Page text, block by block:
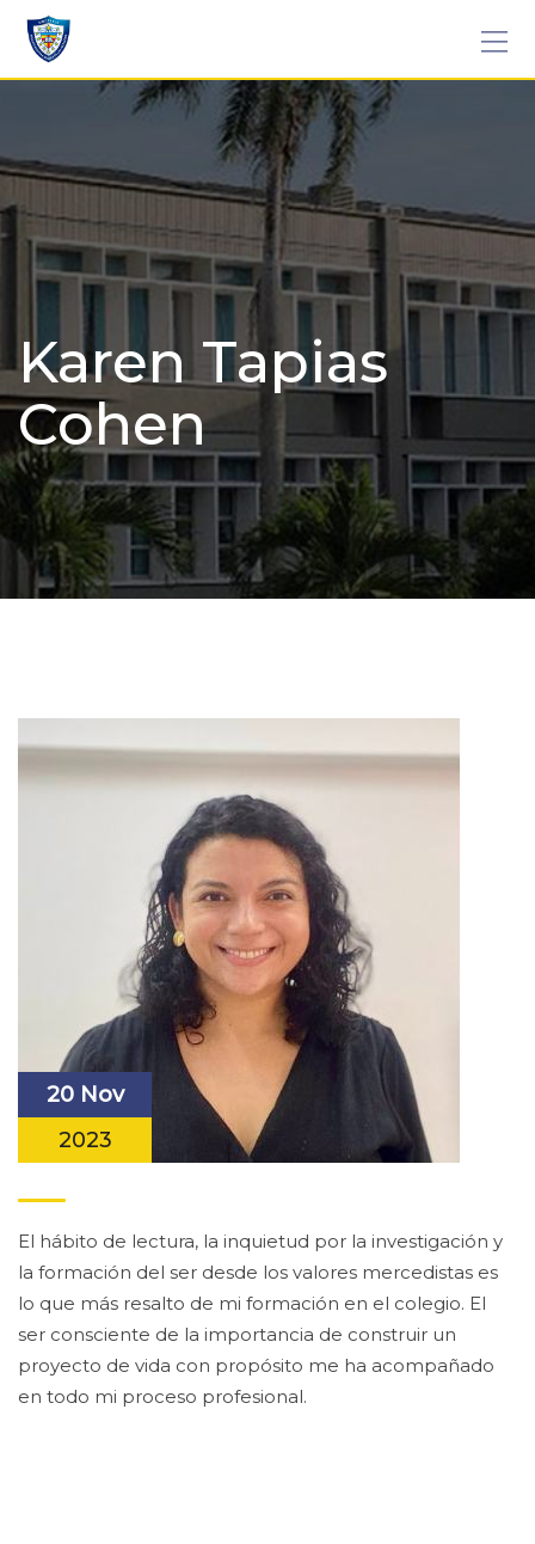
Skip
content
Karen Tapias
Cohen
20 Nov
2023
El hábito de lectura, la inquietud por la investigación y
la formación del ser desde los valores mercedistas es
lo que más resalto de mi formación en el colegio. El
ser consciente de la importancia de construir un
proyecto de vida con propósito me ha acompañado
en todo mi proceso profesional.